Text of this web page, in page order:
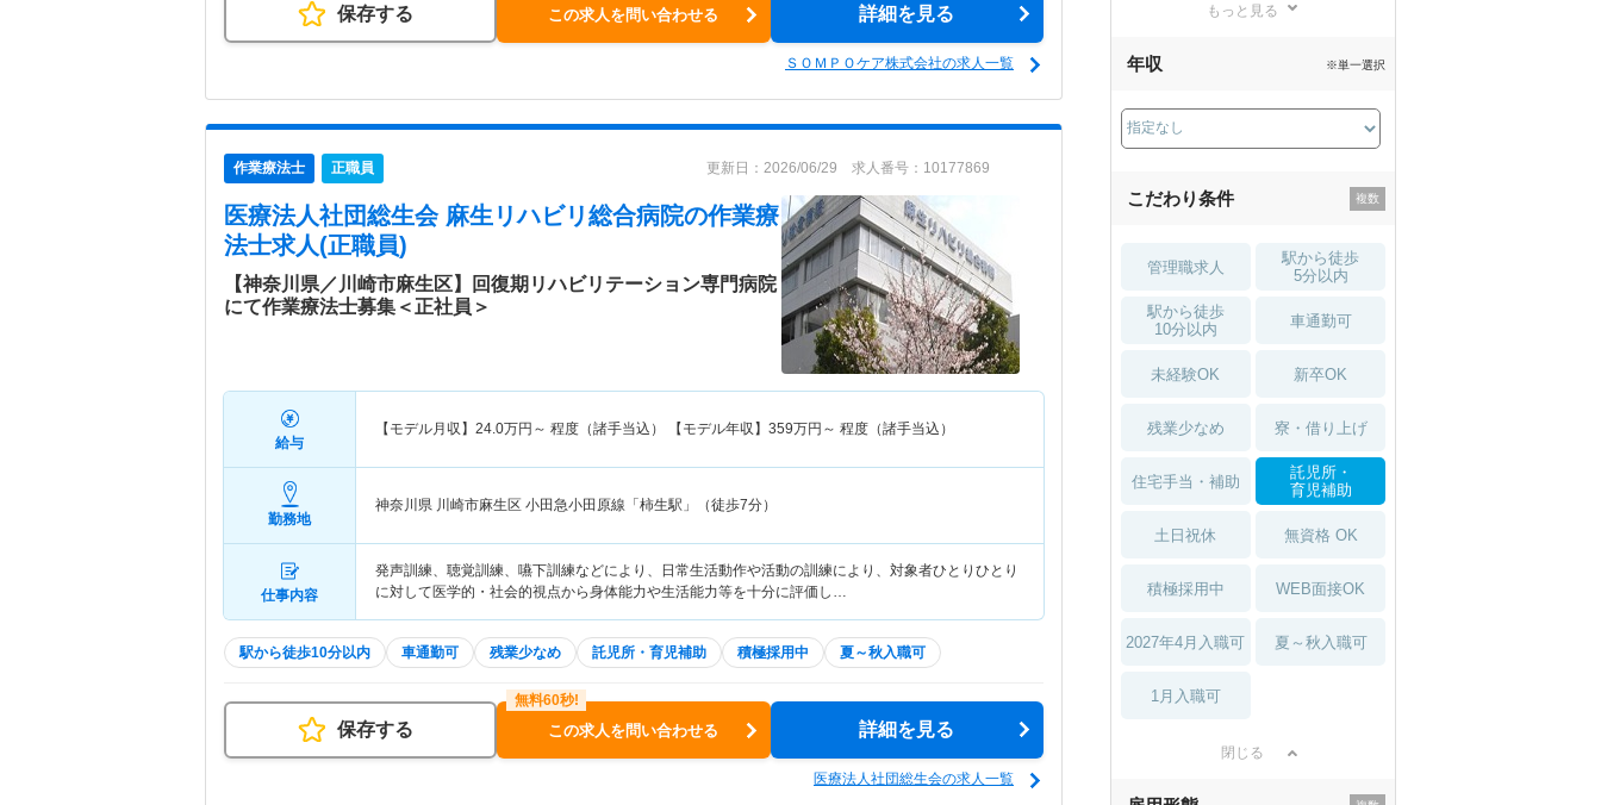
保存する この求人を問い合わせる 詳細を見る
ＳＯＭＰＯケア株式会社の求人一覧
作業療法士 正職員 更新日：2026/06/29 求人番号：10177869
医療法人社団総生会 麻生リハビリ総合病院の作業療
法士求人(正職員)
【神奈川県／川崎市麻生区】回復期リハビリテーション専門病院
にて作業療法士募集＜正社員＞
給与
【モデル月収】 24.0万円～ 程度（諸手当込） 【モデル年収】 359万円～ 程度（諸手当込）
勤務地
神奈川県 川崎市麻生区 小田急小田原線「柿生駅」（徒歩7分）
仕事内容
発声訓練、聴覚訓練、嚥下訓練などにより、日常生活動作や活動の訓練により、対象者ひとりひとり
に対して医学的・社会的視点から身体能力や生活能力等を十分に評価し…
駅から徒歩10分以内 車通勤可 残業少なめ 託児所・育児補助 積極採用中 夏～秋入職可
保存する この求人を問い合わせる 詳細を見る
医療法人社団総生会の求人一覧
薬局・
もっと見る
年収 ※単一選択
こだわり条件
管理職求人
駅から徒歩
5分以内
駅から徒歩
10分以内
車通勤可
未経験OK 新卒OK
残業少なめ 寮・借り上げ
住宅手当・補助
託児所・
育児補助
土日祝休 無資格 OK
積極採用中 WEB面接OK
2027年4月入職可 夏～秋入職可
1月入職可
閉じる